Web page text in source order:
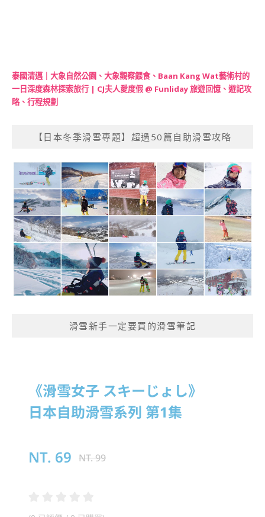
泰國清邁｜大象自然公園、大象觀察餵食、Baan Kang Wat藝術村的
一日深度森林探索旅行 | CJ夫人愛度假 @ Funliday 旅遊回憶、遊記攻
略、行程規劃
【日本冬季滑雪專題】超過50篇自助滑雪攻略
滑雪新手一定要買的滑雪筆記